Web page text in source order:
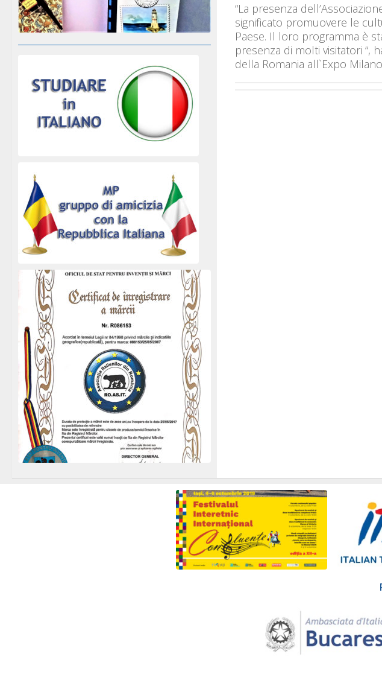
“La presenza
significato promuovere le
Paese. Il loro programma è
presenza di molti visitatori “,
della Romania all`Expo